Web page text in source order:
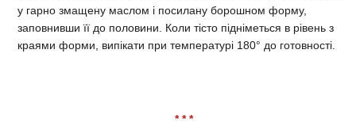
у гарно змащену маслом і посилану борошном форму,
заповнивши її до половини. Коли тісто підніметься в рівень з
краями форми, випікати при температурі 180° до готовності.
* * *